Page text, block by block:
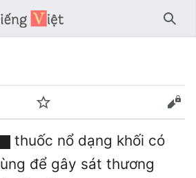
Tìm
Theo dõi
thuốc nổ dạng khối có
để gây sát thương